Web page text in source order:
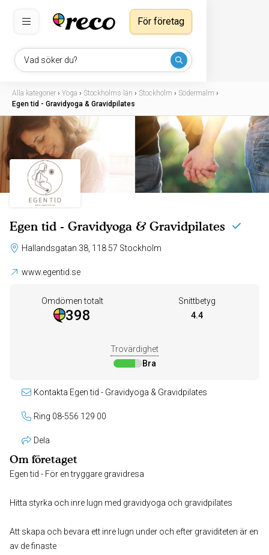
Vad söker du?
För företag
Alla kategorier › Yoga › Stockholms län › Stockholm › Södermalm ›
Egen tid - Gravidyoga & Gravidpilates
Egen tid - Gravidyoga & Gravidpilates
Hallandsgatan 38, 118 57 Stockholm
www.egentid.se
Omdömen totalt
398
Snittbetyg
4.4
Trovärdighet
Bra
Kontakta Egen tid - Gravidyoga & Gravidpilates
Ring 08-556 129 00
Dela
Om företaget
Egen tid - För en tryggare gravidresa
Hitta styrka och inre lugn med gravidyoga och gravidpilates
Att skapa och bevara ett inre lugn under och efter graviditeten är en
av de finaste